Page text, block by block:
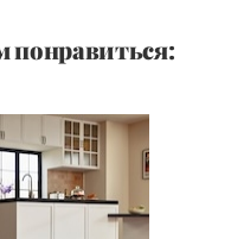
понравиться: